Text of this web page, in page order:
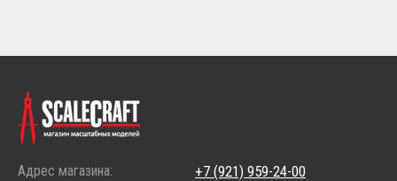
Адрес магазина:
+7 (921) 959-24-00